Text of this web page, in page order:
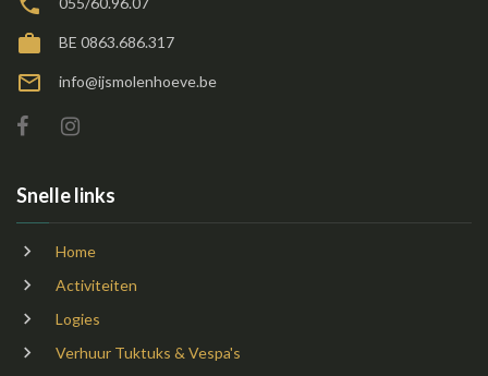
BE 0863.686.317
info@ijsmolenhoeve.be
Snelle links
Home
Activiteiten
Logies
Verhuur Tuktuks & Vespa's